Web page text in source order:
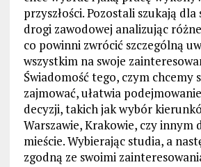
przyszłości. Pozostali szukają dla
drogi zawodowej analizując
co powinni zwrócić szczególną
wszystkim na swoje
Świadomość tego, czym chcemy
zajmować, ułatwia
decyzji, takich jak wybór
Warszawie, Krakowie, czy innym
mieście. Wybierając studia, a
zgodną ze swoimi